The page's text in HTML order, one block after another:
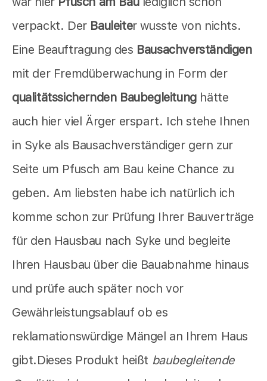
verpackt. Der Bauleiter wusste von nichts.
Eine Beauftragung des Bausachverständigen
mit der Fremdüberwachung in Form der
qualitätssichernden Baubegleitunghätte
auch hier viel Ärger erspart. Ich stehe Ihnen
in Syke als Bausachverständiger gern zur
Seite um Pfusch am Bau keine Chance zu
geben. Am liebsten habe ich natürlich ich
komme schon zur Prüfung Ihrer Bauverträge
für den Hausbau nach Syke und begleite
Ihren Hausbau über die Bauabnahme hinaus
und prüfe auch später noch vor
Gewährleistungsablauf ob es
reklamationswürdige Mängel an Ihrem Haus
gibt.Dieses Produkt heißt baubegleitende